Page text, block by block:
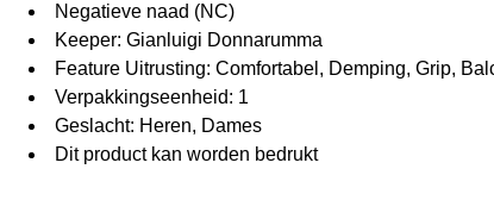
Negatieve naad (NC)
Keeper: Gianluigi Donnarumma
Feature Uitrusting: Comfortabel, Demping, Grip,
Verpakkingseenheid: 1
Geslacht: Heren, Dames
Dit product kan worden bedrukt